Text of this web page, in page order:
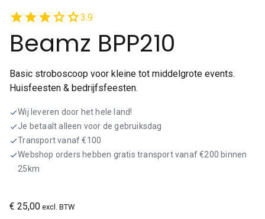
starstarstarstarstar3.9
Beamz BPP210
Basic stroboscoop voor kleine tot middelgrote events.
Huisfeesten & bedrijfsfeesten.
checkWij leveren door het hele land!
check Je betaalt alleen voor de gebruiksdag
checkTransport vanaf €100
checkWebshop orders hebben gratis transport vanaf €200 binnen
25km
€ 25,00 excl. BTW